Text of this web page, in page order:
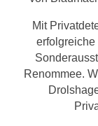
Mit
erfolgreiche
Renommee.